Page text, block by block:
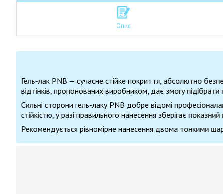
Опис
Гель-лак PNB — сучасне стійке покриття, абсолютно
відтінків, пропонованих виробником, дає змогу
Сильні сторони гель-лаку PNB добре відомі
стійкістю, у разі правильного нанесення зберігає
Рекомендується рівномірне нанесення двома тонкими